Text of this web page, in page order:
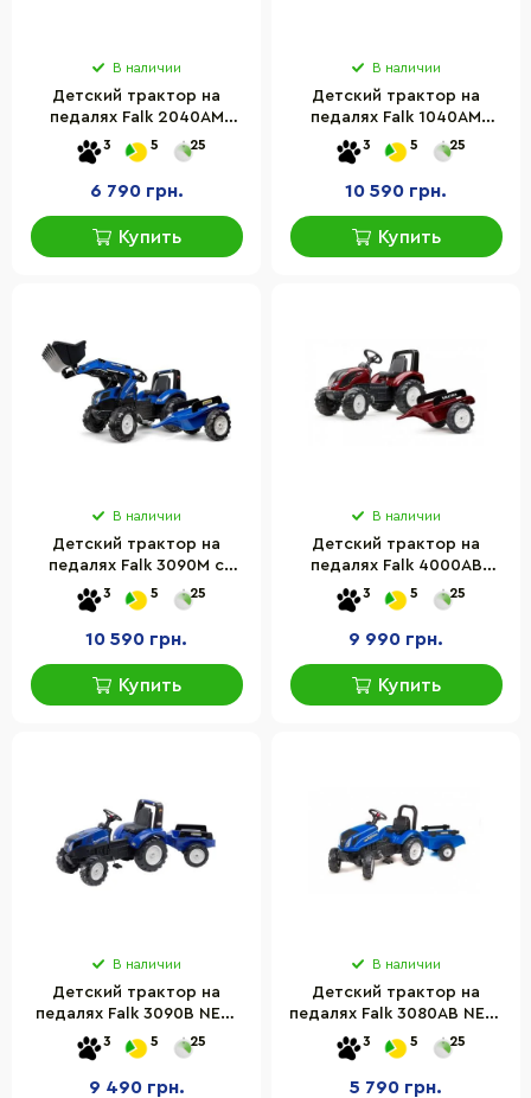
В наличии
Детский трактор на
педалях Falk 2040AM
CLAAS ARION с прицепом
и задним ковшом
3 5 25
6 790 грн.
Купить
В наличии
Детский трактор на
педалях Falk 1040AM
CLAAS ARION с прицепом
и передним ковшом
3 5 25
10 590 грн.
Купить
В наличии
Детский трактор на
педалях Falk 3090M с
прицепом и передним
ковшом
3 5 25
10 590 грн.
Купить
В наличии
Детский трактор на
педалях Falk 4000AB
VALTRA S4 с прицепом
3 5 25
9 990 грн.
Купить
В наличии
Детский трактор на
педалях Falk 3090B NEW
HOLLAND с прицепом
3 5 25
9 490 грн.
В наличии
Детский трактор на
педалях Falk 3080AB NEW
HOLLAND с прицепом
3 5 25
5 790 грн.